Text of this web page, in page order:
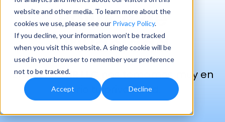
website and other media. To learn more about the
cookies we use, please see our Privacy Policy.
If you decline, your information won’t be tracked
when you visit this website. A single cookie will be
used in your browser to remember your preference
not to be tracked.
Accept Decline
Política de
Privacidad
EnKronos HR LLC
nos tomamos muy en
serio tu privacidad.